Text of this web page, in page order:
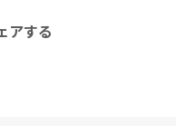
アする